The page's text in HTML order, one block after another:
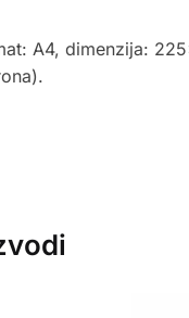
A4, dimenzija: